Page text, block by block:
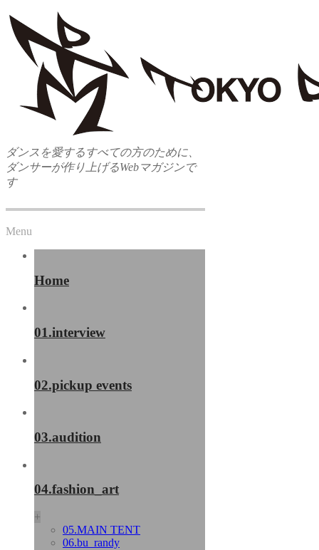
ダンスを愛するすべての方のために、
ダンサーが作り上げるWebマガジンで
す
Menu
Home
01.interview
02.pickup events
03.audition
04.fashion_art
+
05.MAIN TENT
06.bu_randy